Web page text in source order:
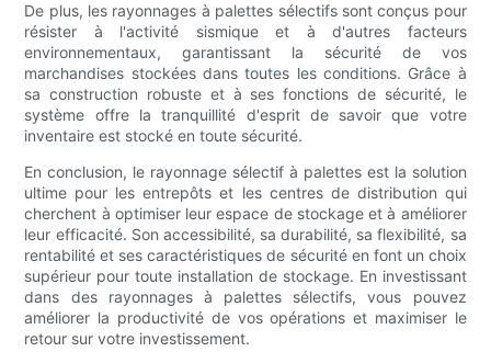
De plus, les rayonnages à palettes sélectifs sont conçus pour
résister à l'activité sismique et à d'autres facteurs
environnementaux, garantissant la sécurité de vos
marchandises stockées dans toutes les conditions. Grâce à
sa construction robuste et à ses fonctions de sécurité, le
système offre la tranquillité d'esprit de savoir que votre
inventaire est stocké en toute sécurité.
En conclusion, le rayonnage sélectif à palettes est la solution
ultime pour les entrepôts et les centres de distribution qui
cherchent à optimiser leur espace de stockage et à améliorer
leur efficacité. Son accessibilité, sa durabilité, sa flexibilité, sa
rentabilité et ses caractéristiques de sécurité en font un choix
supérieur pour toute installation de stockage. En investissant
dans des rayonnages à palettes sélectifs, vous pouvez
améliorer la productivité de vos opérations et maximiser le
retour sur votre investissement.